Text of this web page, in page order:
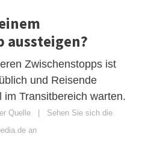
aussteigen?
Zwischenstopps ist
und Reisende
im Transitbereich warten.
Quelle | Sehen Sie sich die
an